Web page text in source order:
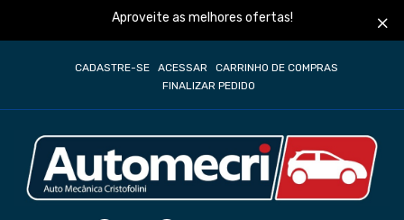
Aproveite as melhores ofertas!
CADASTRE-SE ACESSAR
CARRINHO DE COMPRAS
FINALIZAR PEDIDO